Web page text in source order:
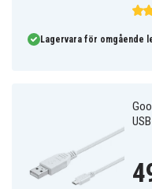
Lagervara för omgående